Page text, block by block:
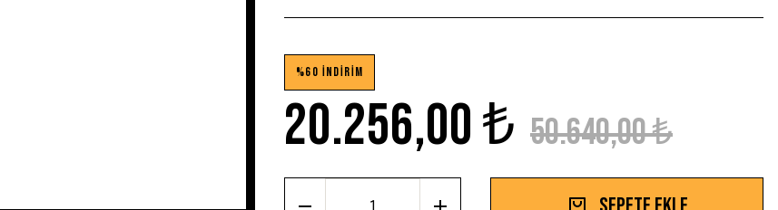
%60 İNDİRİM
20.256,00 ₺ 50.640,00 ₺